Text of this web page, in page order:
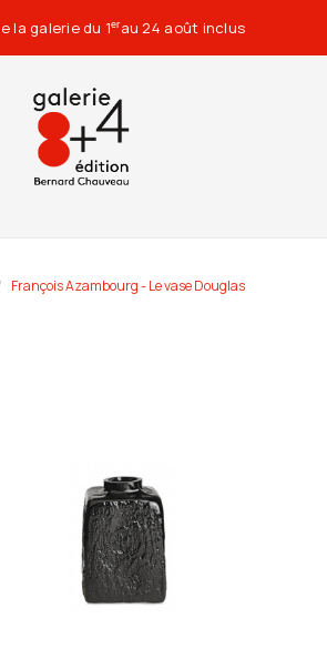
la galerie du 1erau 24 août inclus
François Azambourg - Le vase Douglas